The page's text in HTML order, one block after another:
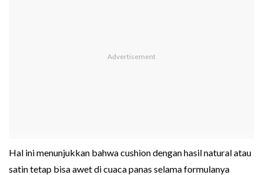
Hal ini menunjukkan bahwa cushion dengan hasil natural atau
satin tetap bisa awet di cuaca panas selama formulanya